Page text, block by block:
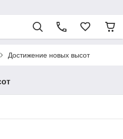
Достижение новых высот